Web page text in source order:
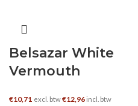
Belsazar White
Vermouth
€10,71 excl. btw€12,96 incl. btw